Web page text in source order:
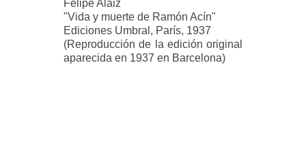
Felipe Aláiz
"Vida y muerte de Ramón Acín"
Ediciones Umbral, París, 1937
(Reproducción de la edición original
aparecida en 1937 en Barcelona)